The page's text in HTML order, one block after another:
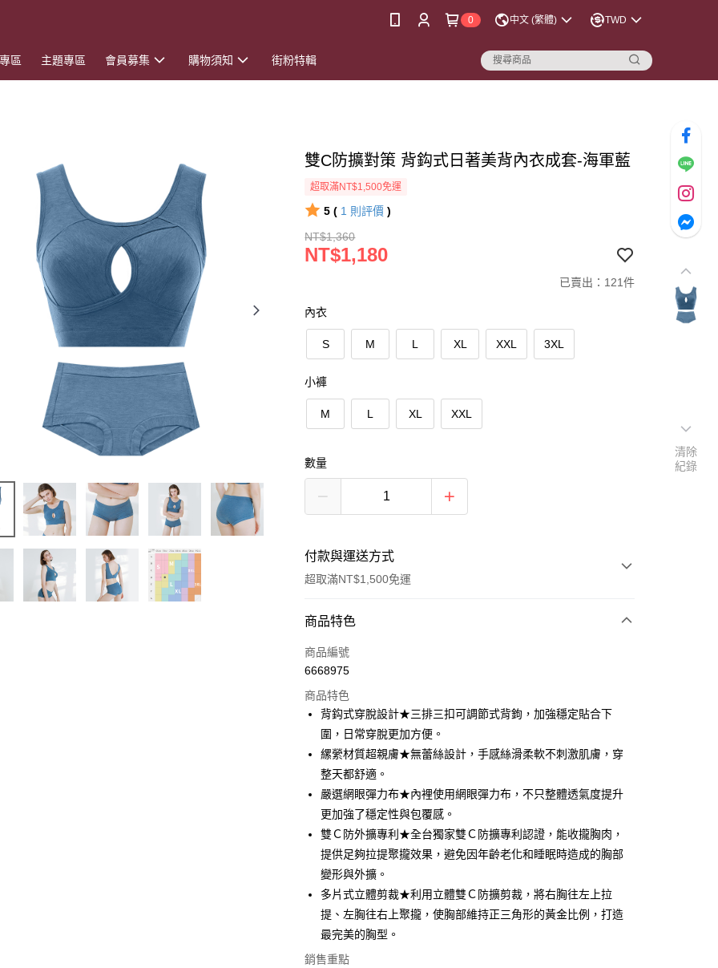
0 中文 (繁體) TWD
區 主題專區 會員募集 購物須知 街粉特輯
雙C防擴對策 背鈎式日著美背內衣成套-海軍藍
超取滿NT$1,500免運
5 ( 1 則評價 )
NT$1,360
NT$1,180
已賣出：121件
內衣
S M L XL XXL 3XL
小褲
M L XL XXL
數量
付款與運送方式
超取滿NT$1,500免運
付款方式
信用卡一次付款
3 期 0 利率 每期 NT$393 21家銀行
合作金庫商業銀行
華南商業銀行
彰化商業銀行
國泰世華商業銀行
臺灣中小企業銀行
台中商業銀行
匯豐（台灣）商業銀行
聯邦商業銀行
遠東國際商業銀行
元大商業銀行
永豐商業銀行
台新國際商業銀行
台灣樂天信用卡公司
超商取貨付款
Apple Pay
悠遊付
AFTEE先享後付
相關說明
【關於「AFTEE先享後付」】
AFTEE先享後付是「在收到商品之後才付款」的支付方式。 讓您購物簡單
１．簡單：不需註冊會員、不需綁卡、不需儲值。
ATM付款
商品特色
商品編號
6668975
商品特色
背鈎式穿脫設計★三排三扣可調節式背鉤，加強穩定貼合下
圍，日常穿脫更加方便。
縲縈材質超親膚★無蕾絲設計，手感絲滑柔軟不刺激肌膚，穿
整天都舒適。
嚴選網眼彈力布★內裡使用網眼彈力布，不只整體透氣度提升
更加強了穩定性與包覆感。
雙Ｃ防外擴專利★全台獨家雙Ｃ防擴專利認證，能收攏胸肉，
提供足夠拉提聚攏效果，避免因年齡老化和睡眠時造成的胸部
變形與外擴。
多片式立體剪裁★利用立體雙Ｃ防擴剪裁，將右胸往左上拉
提、左胸往右上聚攏，使胸部維持正三角形的黃金比例，打造
最完美的胸型。
銷售重點
清除
紀錄